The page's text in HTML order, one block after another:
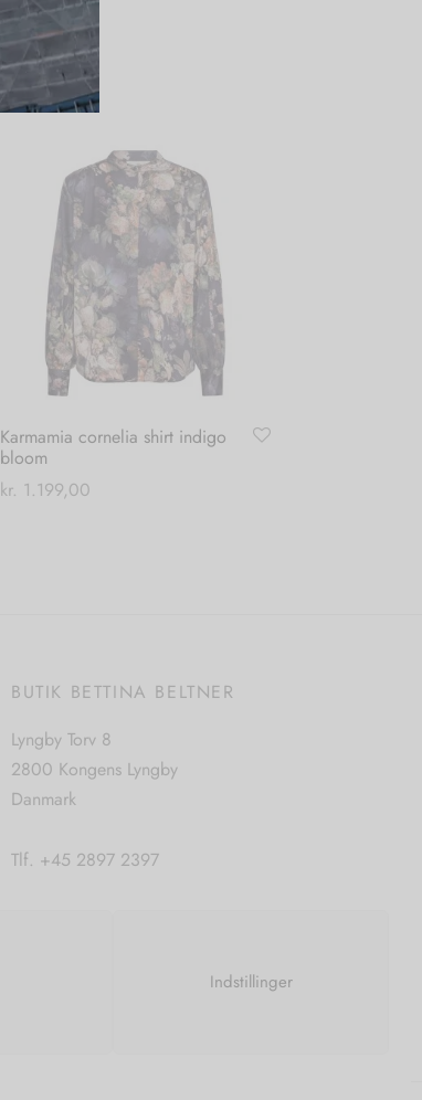
Indstillinger
Karmamia cornelia shirt indigo
bloom
kr. 1.199,00
kan
varesiden
BUTIK BETTINA BELTNER
Lyngby Torv 8
2800 Kongens Lyngby
Danmark
Tlf. +45 2897 2397